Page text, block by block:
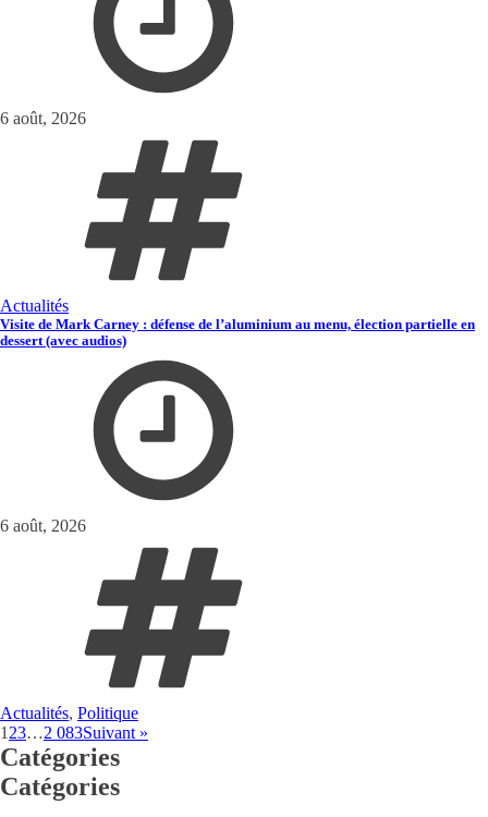
6 août, 2026
Actualités
Visite de Mark Carney : défense de l’aluminium au menu, élection partielle en
dessert (avec audios)
6 août, 2026
Actualités, Politique
1 23…2 083Suivant »
Catégories
Catégories